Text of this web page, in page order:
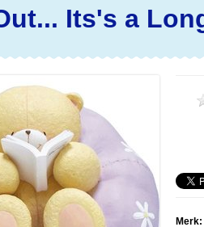
Its's a
Merk: